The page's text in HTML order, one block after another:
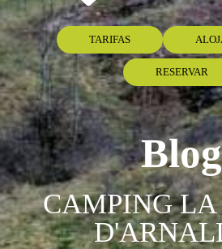
TARIFAS
RESERVAR
Blog
CAMPING